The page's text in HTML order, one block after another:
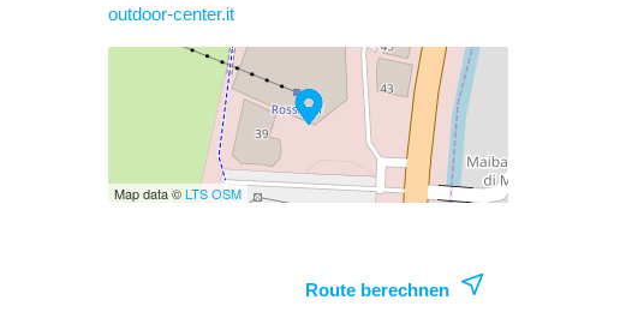
outdoor-center.it
Map data ©LTS OSM
Route berechnen